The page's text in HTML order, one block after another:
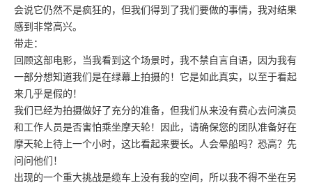
会说它仍然不是疯狂的，但我们得到了我们要做的事情，我对结果
感到非常高兴。
带走：
回顾这部电影，当我看到这个场景时，我不禁自言自语，因为我有
一部分想知道我们是在绿幕上拍摄的！它是如此真实，以至于看起
来几乎是假的！
我们已经为拍摄做好了充分的准备，但我们从来没有费心去问演员
和工作人员是否害怕乘坐摩天轮！因此，请确保您的团队准备好在
摩天轮上待上一个小时，这比看起来要长。人会晕船吗？恐高？先
问问他们！
出现的一个重大挑战是缆车上没有我的空间，所以我不得不坐在另